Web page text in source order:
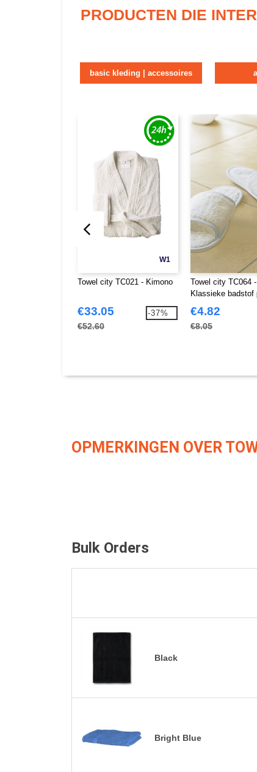
PRODUCTEN DIE
basic kleding | accessoires
W1
Towel city TC021 - Kimono
€33.05
€52.60
-37%
Towel city TC064 -
Klassieke badstof
(open teen)
€4.82
€8.05
OPMERKINGEN OVER
Bulk Orders
Black
Bright Blue